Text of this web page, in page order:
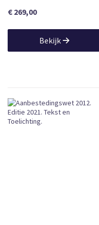
€ 269,00
Bekijk